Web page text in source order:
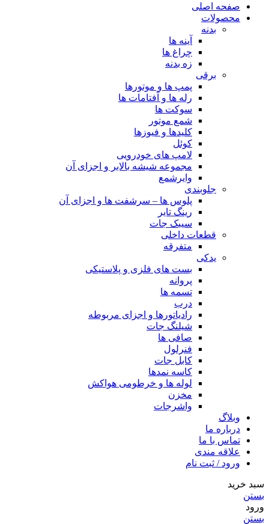
صفحه اصلی
محصولات
بدنه
آینه ها
چراغ ها
زه بدنه
برقی
پمپ ها و موتورها
رله ها و آفتامات ها
سوکت ها
شمع موتور
کلیدها و فیوزها
کوئل
لامپ های خودرویی
مجموعه شیشه بالابر و اجزای آن
وایرشمع
جلوبندی
پلوس ها – سرشفت ها و اجزای آن
رینگ تایر
سیبک جات
قطعات داخلی
متفرقه
یدکی
بست های فلزی و پلاستیکی
پروانه
تسمه ها
درب
رادیاتورها و اجزای مربوطه
شیلنگ جات
صافی ها
فنرلول
کابل جات
کاسه نمدها
لوله ها و خرطومی هواکش
مخزن
واشرجات
وبلاگ
درباره ما
تماس با ما
علاقه مندی
ورود / ثبت نام
سبد خرید
بستن
ورود
بستن